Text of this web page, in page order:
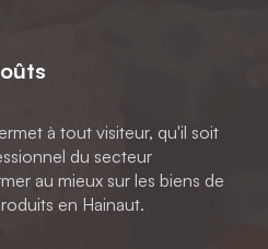
à tout visiteur, qu'il soit
du secteur
au mieux sur les biens de
en Hainaut.